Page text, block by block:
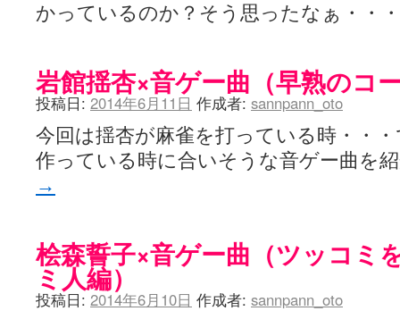
かっているのか？そう思ったなぁ・・
岩館揺杏×音ゲー曲（早熟のコ
投稿日: 2014年6月11日 作成者: sannpann_oto
今回は揺杏が麻雀を打っている時・・
作っている時に合いそうな音ゲー曲を
→
桧森誓子×音ゲー曲（ツッコミ
ミ人編）
投稿日: 2014年6月10日 作成者: sannpann_oto